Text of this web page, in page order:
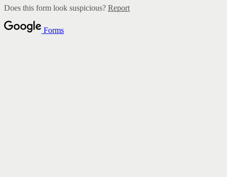
Does this form look suspicious? Report
Forms